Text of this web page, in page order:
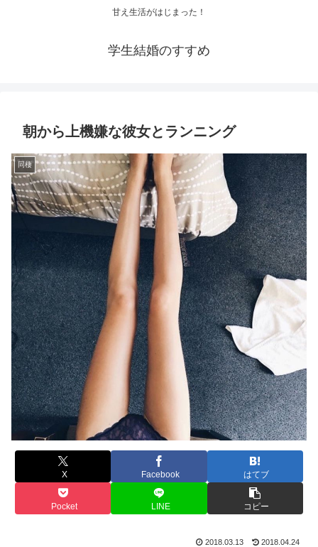
甘え生活がはじまった！
学生結婚のすすめ
朝から上機嫌な彼女とランニング
同棲
X Facebook はてブ
Pocket LINE コピー
2018.03.13 2018.04.24